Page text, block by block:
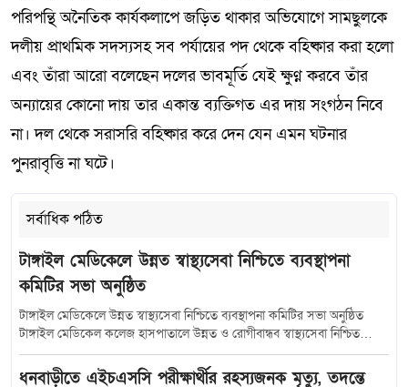
পরিপন্থি অনৈতিক কার্যকলাপে জড়িত থাকার অভিযোগে সামছুলকে
দলীয় প্রাথমিক সদস্যসহ সব পর্যায়ের পদ থেকে বহিষ্কার করা হলো
এবং তাঁরা আরো বলেছেন দলের ভাবমূর্তি যেই ক্ষুণ্ন করবে তাঁর
অন্যায়ের কোনো দায় তার একান্ত ব্যক্তিগত এর দায় সংগঠন নিবে
না। দল থেকে সরাসরি বহিষ্কার করে দেন যেন এমন ঘটনার
পুনরাবৃত্তি না ঘটে।
সর্বাধিক পঠিত
টাঙ্গাইল মেডিকেলে উন্নত স্বাস্থ্যসেবা নিশ্চিতে ব্যবস্থাপনা
কমিটির সভা অনুষ্ঠিত
টাঙ্গাইল মেডিকেলে উন্নত স্বাস্থ্যসেবা নিশ্চিতে ব্যবস্থাপনা কমিটির সভা অনুষ্ঠিত
টাঙ্গাইল মেডিকেল কলেজ হাসপাতালে উন্নত ও রোগীবান্ধব স্বাস্থ্যসেবা নিশ্চিত
করতে হাসপাতাল ব্যবস্থাপনা কমিটির সমন্বয় সভা অনুষ্ঠিত হয়েছে। শুক্রবার (১০
জুলাই) সকাল সাড়ে ১০টায় হাসপাতালের কনফারেন্স রুমে আয়োজিত এ সভায়
ধনবাড়ীতে এইচএসসি পরীক্ষার্থীর রহস্যজনক মৃত্যু, তদন্তে